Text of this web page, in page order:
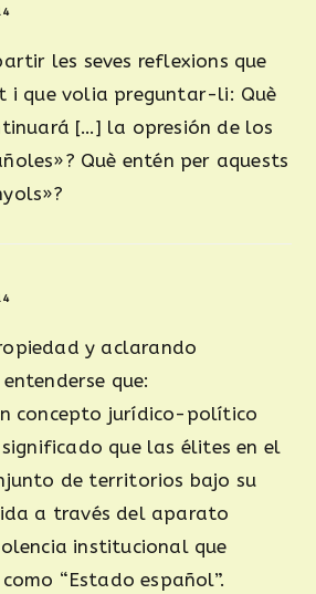
les seves reflexions que
i que volia preguntar-li: Què
[…] la opresión de los
Què entén per aquests
y aclarando
que:
concepto jurídico-político
que las élites en el
de territorios bajo su
a través del aparato
institucional que
“Estado español”.